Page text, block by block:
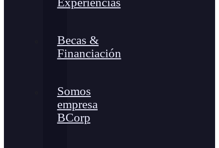
Becas &
Financiación
Somos
empresa
BCorp